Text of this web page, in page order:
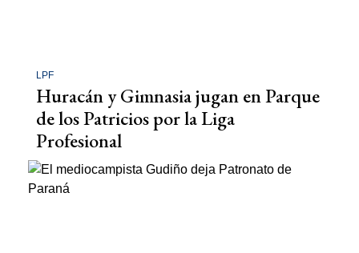
LPF
Huracán y Gimnasia jugan en Parque
de los Patricios por la Liga
Profesional